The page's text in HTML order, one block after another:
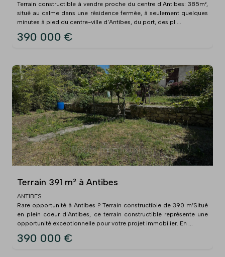
Terrain constructible à vendre proche du centre d'Antibes: 385m²,
situé au calme dans une résidence fermée, à seulement quelques
minutes à pied du centre-ville d'Antibes, du port, des pl ...
390 000 €
Terrain 391 m² à Antibes
ANTIBES
Rare opportunité à Antibes ? Terrain constructible de 390 m²Situé
en plein coeur d'Antibes, ce terrain constructible représente une
opportunité exceptionnelle pour votre projet immobilier. En ...
390 000 €